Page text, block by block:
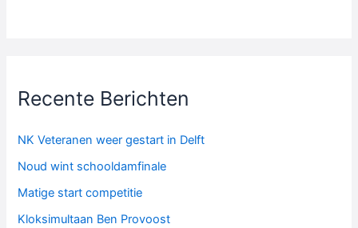
Recente Berichten
NK Veteranen weer gestart in Delft
Noud wint schooldamfinale
Matige start competitie
Kloksimultaan Ben Provoost